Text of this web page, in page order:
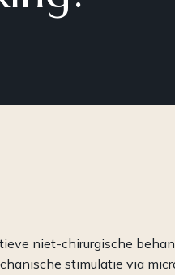
Een compleet
niet-chirurgische
stimulatie via